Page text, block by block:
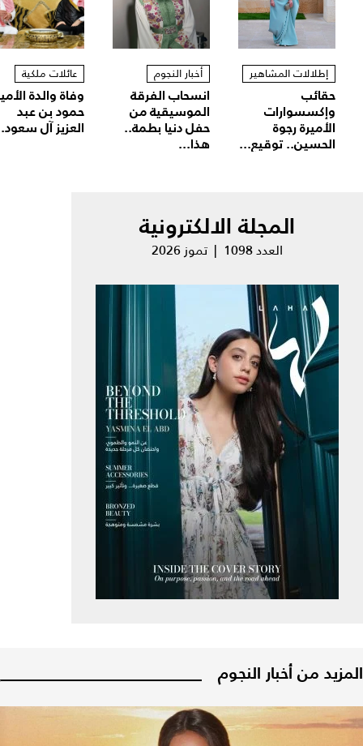
إطلالات المشاهير
حقائب
وإكسسوارات
الأميرة رجوة
الحسين.. توقيع...
أخبار النجوم
انسحاب الفرقة
الموسيقية من
حفل دنيا بطمة..
هذا...
عائلات ملكية
وفاة والدة
حمود بن عبد
العزيز آل
المجلة الالكترونية
العدد 1098 | تموز 2026
المزيد من أخبار النجوم